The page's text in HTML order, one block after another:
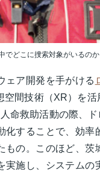
でどこに捜索対象がいるの
ェア開発を手がける
間技術（XR）を活
命救助活動の際、
化することで、効率
もの。このほど、茨
実施し、システムの